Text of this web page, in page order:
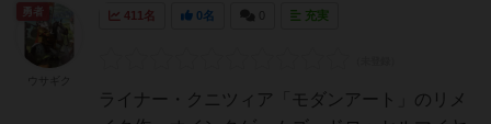
411名 0名 充実
ライナー・クニツィア「モダンアート」のリメ
勇者